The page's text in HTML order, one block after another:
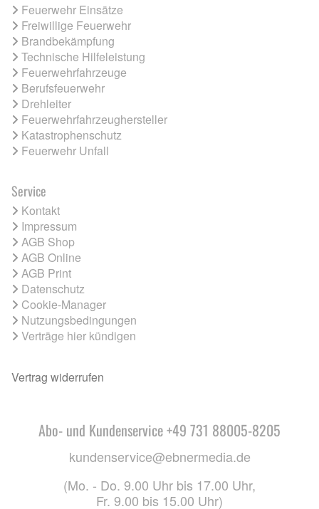
Feuerwehr Einsätze
Freiwillige Feuerwehr
Brandbekämpfung
Technische Hilfeleistung
Feuerwehrfahrzeuge
Berufsfeuerwehr
Drehleiter
Feuerwehrfahrzeughersteller
Katastrophenschutz
Feuerwehr Unfall
Service
Kontakt
Impressum
AGB Shop
AGB Online
AGB Print
Datenschutz
Cookie-Manager
Nutzungsbedingungen
Verträge hier kündigen
Vertrag widerrufen
Abo- und Kundenservice +49 731 88005-8205
kundenservice@ebnermedia.de
(Mo. - Do. 9.00 Uhr bis 17.00 Uhr,
Fr. 9.00 bis 15.00 Uhr)